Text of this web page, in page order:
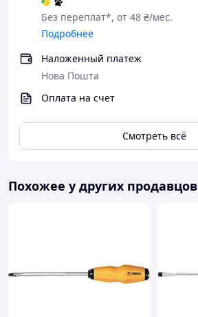
Без переплат*, от 48 ₴/мес.
Подробнее
Наложенный платеж
Нова Пошта
Оплата на счет
Смотреть всё
Похожее у других продавцов